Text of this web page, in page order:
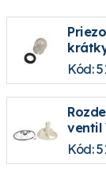
Kód:
ventil
Kód: